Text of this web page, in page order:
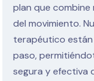
plan que
del movimiento.
terapéutico
paso,
segura y efectiva